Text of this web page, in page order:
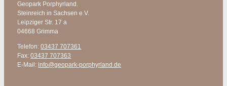
Geopark Porphyrland.
Steinreich in Sachsen e.V.
Leipziger Str. 17 a
04668 Grimma
Telefon:03437 707361
Fax:03437 707363
E-Mail:info@geopark-porphyrland.de